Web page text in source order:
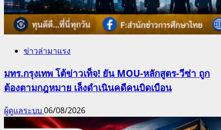
ข่าวล่ามาแรง
มทร.กรุงเทพ โต้ข่าวเท็จ! ยัน MOU-หลักสูตร-วีซ่า ถูก
ต้องตามกฎหมาย เล็งดำเนินคดีคนบิดเบือน
ผู้ดูแลระบบ 06/08/2026